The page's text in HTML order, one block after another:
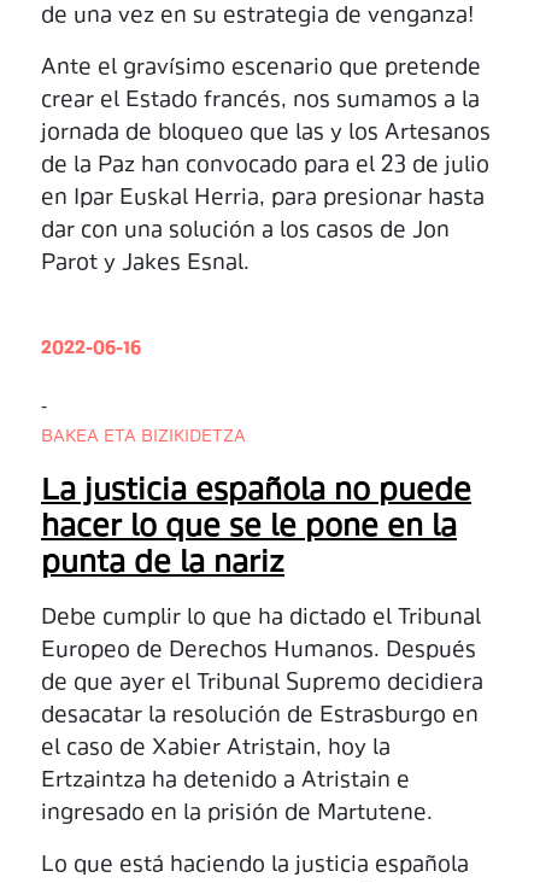
de una vez en su estrategia de venganza!
Ante el gravísimo escenario que pretende
crear el Estado francés, nos sumamos a la
jornada de bloqueo que las y los Artesanos
de la Paz han convocado para el 23 de julio
en Ipar Euskal Herria, para presionar hasta
dar con una solución a los casos de Jon
Parot y Jakes Esnal.
2022-06-16
-
BAKEA ETA BIZIKIDETZA
La justicia española no puede
hacer lo que se le pone en la
punta de la nariz
Debe cumplir lo que ha dictado el Tribunal
Europeo de Derechos Humanos. Después
de que ayer el Tribunal Supremo decidiera
desacatar la resolución de Estrasburgo en
el caso de Xabier Atristain, hoy la
Ertzaintza ha detenido a Atristain e
ingresado en la prisión de Martutene.
Lo que está haciendo la justicia española